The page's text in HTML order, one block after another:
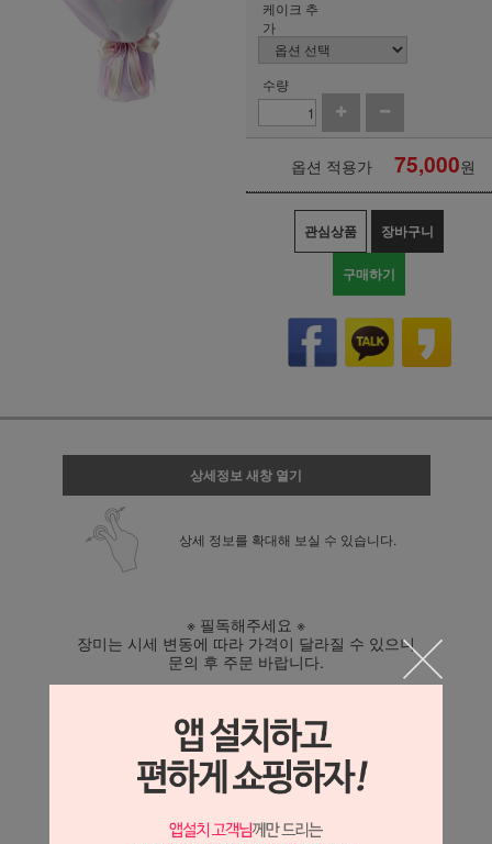
케이크 추
가
수량
옵션 적용가 75,000원
관심상품 장바구니
구매하기
상세정보 새창 열기
상세 정보를 확대해 보실 수 있습니다.
※ 필독해주세요 ※
장미는 시세 변동에 따라 가격이 달라질 수 있으니
문의 후 주문 바랍니다.